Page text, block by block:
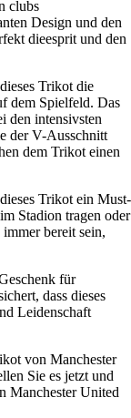
clubs
Design und den
dieesprit und den
Trikot die
dem Spielfeld. Das
den intensivsten
der V-Ausschnitt
dem Trikot einen
Trikot ein Must-
Stadion tragen oder
bereit sein,
für
dass dieses
Leidenschaft
von Manchester
Sie es jetzt und
Manchester United